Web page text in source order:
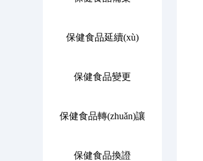
保健食品延續(xù)
保健食品變更
保健食品轉(zhuǎn)讓
保健食品換證